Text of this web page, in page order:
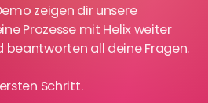
zeigen dir unsere
Prozesse mit Helix weiter
all deine Fragen.
Schritt.